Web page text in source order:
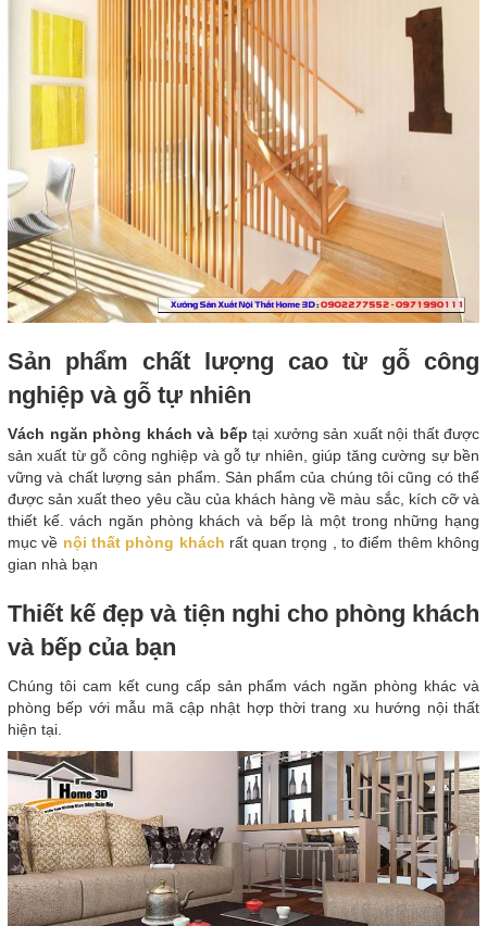
Sản phẩm chất lượng cao từ gỗ công
nghiệp và gỗ tự nhiên
Vách ngăn phòng khách và bếp tại xưởng sản xuất nội thất được
sản xuất từ gỗ công nghiệp và gỗ tự nhiên, giúp tăng cường sự bền
vững và chất lượng sản phẩm. Sản phẩm của chúng tôi cũng có thể
được sản xuất theo yêu cầu của khách hàng về màu sắc, kích cỡ và
thiết kế. vách ngăn phòng khách và bếp là một trong những hạng
mục về nội thất phòng khách rất quan trọng , to điểm thêm không
gian nhà bạn
Thiết kế đẹp và tiện nghi cho phòng khách
và bếp của bạn
Chúng tôi cam kết cung cấp sản phẩm vách ngăn phòng khác và
phòng bếp với mẫu mã cập nhật hợp thời trang xu hướng nội thất
hiện tại.